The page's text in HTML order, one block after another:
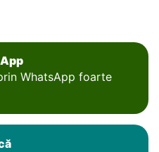
WhatsApp foarte